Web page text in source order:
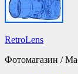
RetroLens
Фотомагазин /